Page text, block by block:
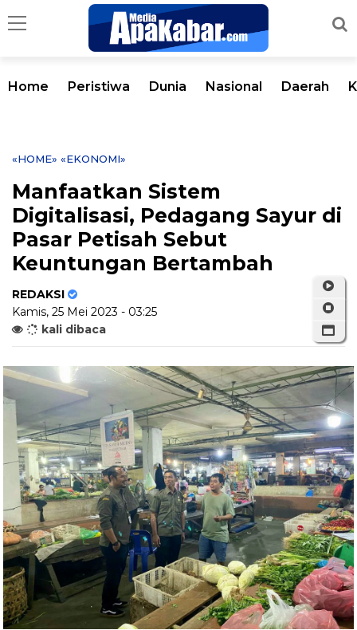
Home Peristiwa Dunia Nasional Daerah
«HOME» «EKONOMI»
Manfaatkan Sistem
Digitalisasi, Pedagang Sayur di
Pasar Petisah Sebut
Keuntungan Bertambah
REDAKSI
Kamis, 25 Mei 2023 - 03:25
kali dibaca